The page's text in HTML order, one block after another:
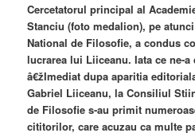
Cercetatorul principal al
Stanciu (foto medalion), pe
National de Filosofie, a condus
lucrarea lui Liiceanu. Iata ce ne-
â€žImediat dupa aparitia
Gabriel Liiceanu, la Consiliul
de Filosofie s-au primit
cititorilor, care acuzau ca multe